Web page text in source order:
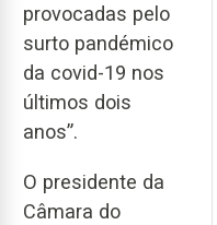
provocadas pelo
surto pandémico
da covid-19 nos
últimos dois
anos”.
O presidente da
Câmara do